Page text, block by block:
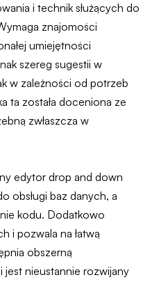
i technik służących do
znajomości
umiejętności
szereg sugestii w
w zależności od potrzeb
ta została doceniona ze
zwłaszcza w
edytor drop and down
obsługi baz danych, a
kodu. Dodatkowo
i pozwala na łatwą
obszerną
jest nieustannie rozwijany